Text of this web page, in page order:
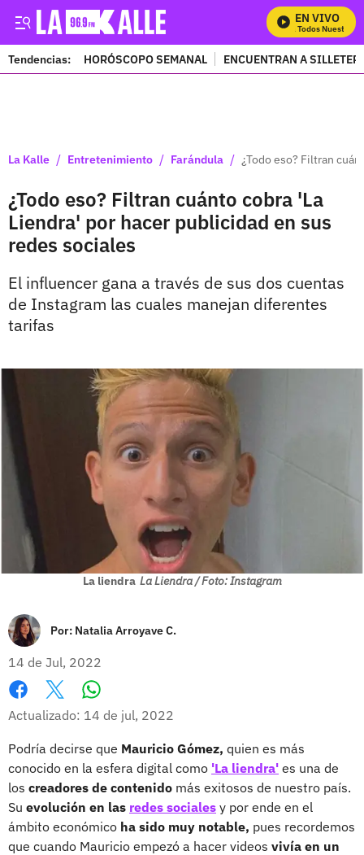
EN VIVO
Mira Todos Nuestros
Tendencias: HORÓSCOPO SEMANAL ENCUENTRAN A
La Kalle / Entretenimiento / Farándula / ¿Todo eso? Filtran
¿Todo eso? Filtran cuánto cobra 'La
Liendra' por hacer publicidad en sus
redes sociales
El influencer gana a través de sus dos cuentas
de Instagram las cuales manejan diferentes
tarifas
La liendra La Liendra / Foto: Instagram
Por: Natalia Arroyave C.
14 de Jul, 2022
Facebook
X
Actualizado: 14 de jul, 2022
Podría decirse que Mauricio Gómez, quien es más
conocido en la esfera digital como 'La liendra' es una de
los creadores de contenido más exitosos de nuestro país.
Su evolución en las redes sociales y por ende en el
ámbito económico ha sido muy notable, pues recordemos
que cuando Mauricio empezó a hacer videos vivía en un